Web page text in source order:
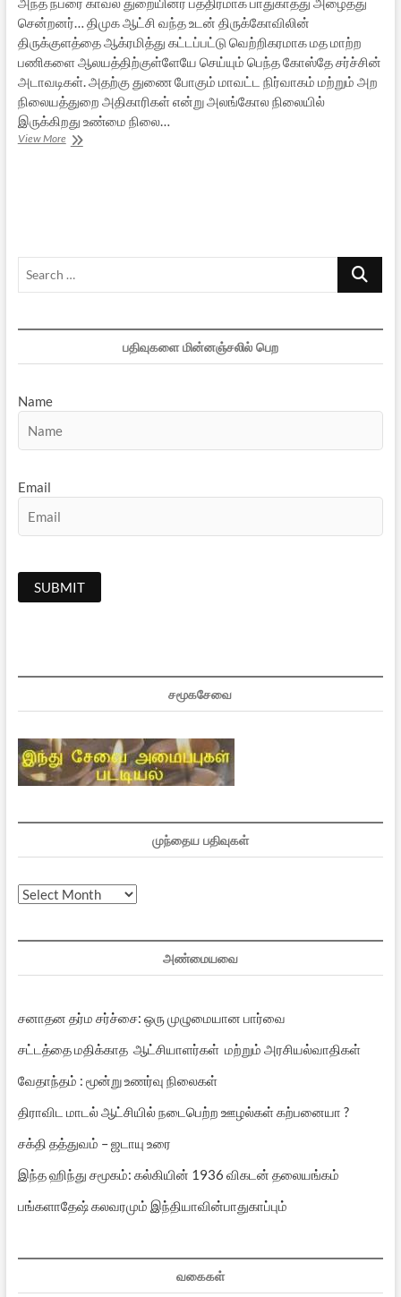
சென்றனர்… திமுக ஆட்சி வந்த உடன் திருக்கோவிலின்
திருக்குளத்தை ஆக்ரமித்து கட்டப்பட்டு வெற்றிகரமாக மத மாற்ற
பணிகளை ஆலயத்திற்குள்ளேயே செய்யும் பெந்த கோஸ்தே சர்ச்சின்
அடாவடிகள். அதற்கு துணை போகும் மாவட்ட நிர்வாகம் மற்றும் அற
நிலையத்துறை அதிகாரிகள் என்று அலங்கோல நிலையில்
இருக்கிறது உண்மை நிலை…
View Moreஅவிநாசி
Search
பதிவுகளை மின்னஞ்சலில் பெற
Name
Email
சமூகசேவை
முந்தைய பதிவுகள்
முந்தைய
அண்மையவை
சனாதன தர்ம சர்ச்சை: ஒரு முழுமையான பார்வை
சட்டத்தை மதிக்காத ஆட்சியாளர்கள் மற்றும் அரசியல்வாதிகள்
வேதாந்தம் : மூன்று உணர்வு நிலைகள்
திராவிட மாடல் ஆட்சியில் நடைபெற்ற ஊழல்கள் கற்பனையா ?
சக்தி தத்துவம் – ஜடாயு உரை
இந்த ஹிந்து சமூகம்: கல்கியின் 1936 விகடன் தலையங்கம்
பங்களாதேஷ் கலவரமும் இந்தியாவின்பாதுகாப்பும்
வகைகள்